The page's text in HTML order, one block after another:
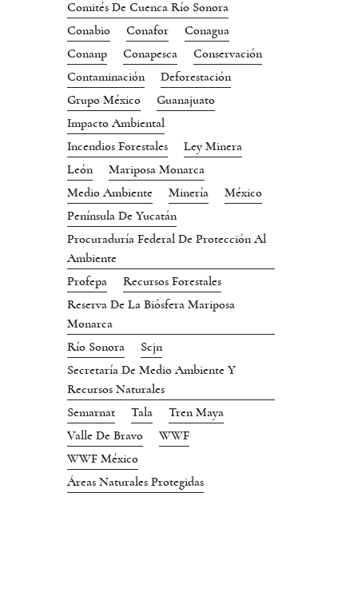
Comités De Cuenca Río Sonora
Conabio
Conafor
Conagua
Conanp
Conapesca
Conservación
Contaminación
Deforestación
Grupo México
Guanajuato
Impacto Ambiental
Incendios Forestales
Ley Minera
León
Mariposa Monarca
Medio Ambiente
Minería
México
Península De Yucatán
Procuraduría Federal De Protección Al
Ambiente
Profepa
Recursos Forestales
Reserva De La Biósfera Mariposa
Monarca
Río Sonora
Scjn
Secretaría De Medio Ambiente Y
Recursos Naturales
Semarnat
Tala
Tren Maya
Valle De Bravo
WWF
WWF México
Áreas Naturales Protegidas